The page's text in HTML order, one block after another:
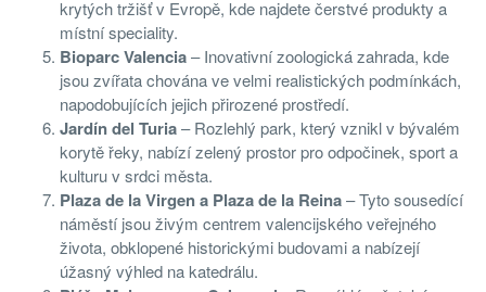
krytých tržišť v Evropě, kde najdete čerstvé produkty a
místní speciality.
Bioparc Valencia– Inovativní zoologická zahrada, kde
jsou zvířata chována ve velmi realistických podmínkách,
napodobujících jejich přirozené prostředí.
Jardín del Turia– Rozlehlý park, který vznikl v bývalém
korytě řeky, nabízí zelený prostor pro odpočinek, sport a
kulturu v srdci města.
Plaza de la Virgen a Plaza de la Reina– Tyto sousedící
náměstí jsou živým centrem valencijského veřejného
života, obklopené historickými budovami a nabízejí
úžasný výhled na katedrálu.